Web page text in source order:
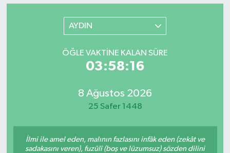
AYDIN
ÖĞLE VAKTİNE KALAN SÜRE
03:58:16
8 Ağustos 2026
25 Safer 1448
İlmi ile amel eden, malının fazlasını infâk eden (zekât ve
sadakasını veren), fuzûlî (boş ve lüzumsuz) sözden dilini
Tüm Manşetler
Son Dakika Haberleri